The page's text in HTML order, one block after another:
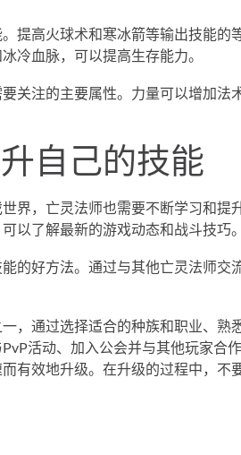
提高火球术和寒冰箭等输出技能的
冷血脉，可以提高生存能力。
关注的主要属性。力量可以增加法
自己的技能
界，亡灵法师也需要不断学习和提
以了解最新的游戏动态和战斗技巧。
的好方法。通过与其他亡灵法师交
，通过选择适合的种族和职业、熟
活动、加入公会并与其他玩家合
有效地升级。在升级的过程中，不